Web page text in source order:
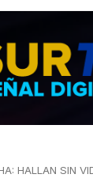
HALLAN SIN